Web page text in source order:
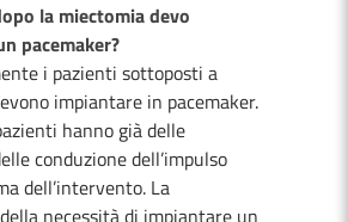
la miectomia devo
pacemaker?
i pazienti sottoposti a
impiantare in pacemaker.
hanno già delle
conduzione dell’impulso
dell’intervento. La
necessità di impiantare un